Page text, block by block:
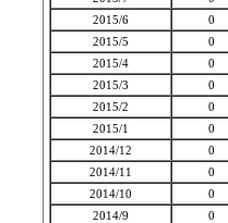
2015/6
0
2015/5
0
2015/4
0
2015/3
0
2015/2
0
2015/1
0
2014/12
0
2014/11
0
2014/10
0
2014/9
0